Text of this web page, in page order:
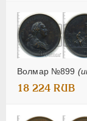
Волмар №899
18 224 RUB